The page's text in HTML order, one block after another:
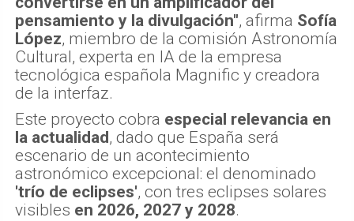
pensamiento y la divulgación", afirma Sofía
López, miembro de la comisión Astronomía
Cultural, experta en IA de la empresa
tecnológica española Magnific y creadora
de la interfaz.
Este proyecto cobra especial relevancia en
la actualidad, dado que España será
escenario de un acontecimiento
astronómico excepcional: el denominado
'trío de eclipses', con tres eclipses solares
visibles en 2026, 2027 y 2028.